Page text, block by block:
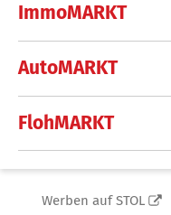
ImmoMARKT
AutoMARKT
FlohMARKT
Werben auf STOL